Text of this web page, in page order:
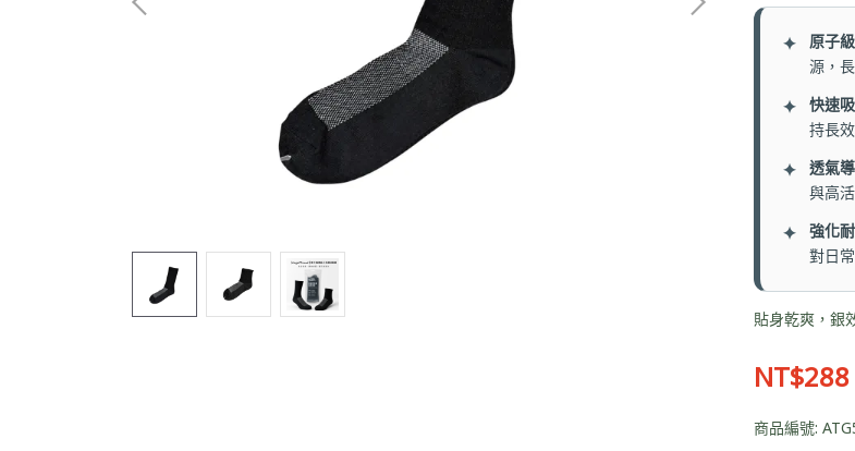
✦ 原子
源，
✦ 快速
持長
✦ 透氣
與高
✦ 強化
對日
貼身乾爽，銀
NT$288
商品編號: